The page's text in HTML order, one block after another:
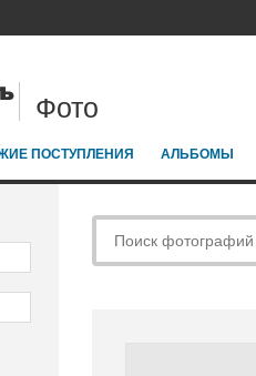
Фото
ПОСТУПЛЕНИЯ АЛЬБОМЫ